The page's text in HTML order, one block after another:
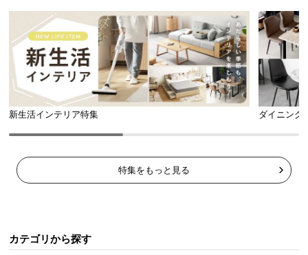
新生活インテリア特集 ダイニング
特集をもっと見る
カテゴリから探す